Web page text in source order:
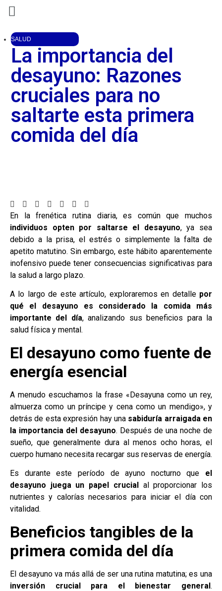
SALUD
La importancia del
desayuno: Razones
cruciales para no
saltarte esta primera
comida del día
En la frenética rutina diaria, es común que muchos
individuos opten por saltarse el desayuno, ya sea
debido a la prisa, el estrés o simplemente la falta de
apetito matutino. Sin embargo, este hábito aparentemente
inofensivo puede tener consecuencias significativas para
la salud a largo plazo.
A lo largo de este artículo, exploraremos en detalle por
qué el desayuno es considerado la comida más
importante del día, analizando sus beneficios para la
salud física y mental.
El desayuno como fuente de
energía esencial
A menudo escuchamos la frase «Desayuna como un rey,
almuerza como un príncipe y cena como un mendigo», y
detrás de esta expresión hay una sabiduría arraigada en
la importancia del desayuno. Después de una noche de
sueño, que generalmente dura al menos ocho horas, el
cuerpo humano necesita recargar sus reservas de energía.
Es durante este período de ayuno nocturno que el
desayuno juega un papel crucial
al proporcionar los
nutrientes y calorías necesarios para iniciar el día con
vitalidad.
Beneficios tangibles de la
primera comida del día
El desayuno va más allá de ser una rutina matutina; es una
inversión crucial para el bienestar general.